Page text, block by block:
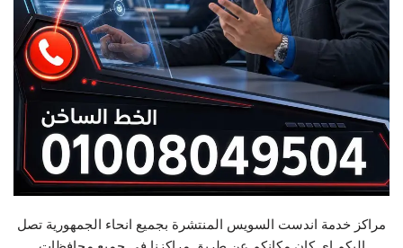
مراكز خدمة اندست السويس المنتشرة بجميع انحاء الجمهورية تصل